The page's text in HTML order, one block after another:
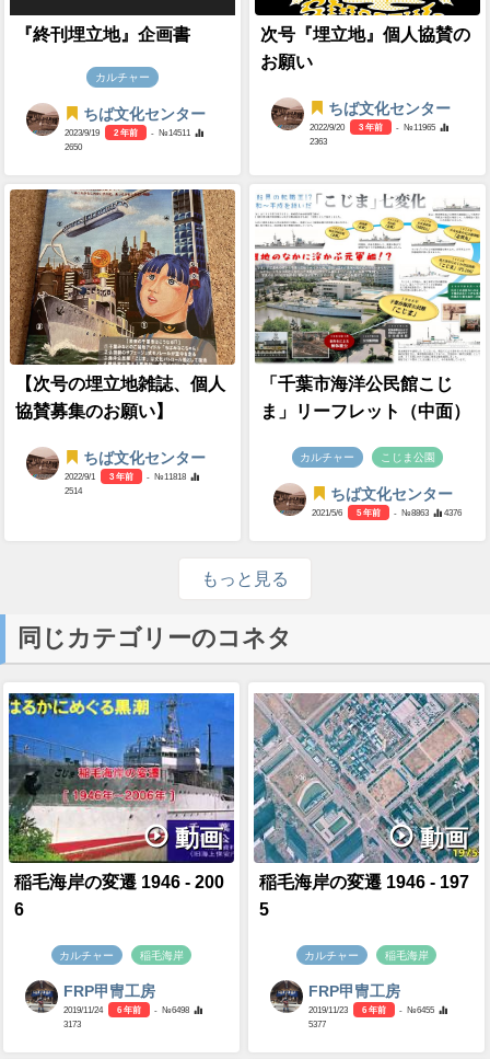
『終刊埋立地』企画書
カルチャー
ちば文化センター
2023/9/19 2 年前
- №14511
2650
次号『埋立地』個人協賛の
お願い
ちば文化センター
2022/9/20 3 年前
- №11965
2363
【次号の埋立地雑誌、個人
協賛募集のお願い】
ちば文化センター
2022/9/1 3 年前
- №11818
2514
「千葉市海洋公民館こじ
ま」リーフレット（中面）
カルチャー こじま公園
ちば文化センター
2021/5/6 5 年前 - №8863 4376
もっと見る
同じカテゴリーのコネタ
動画
稲毛海岸の変遷 1946 - 200
6
カルチャー 稲毛海岸
FRP甲冑工房
2019/11/24 6 年前
- №6498
3173
動画
稲毛海岸の変遷 1946 - 197
5
カルチャー 稲毛海岸
FRP甲冑工房
2019/11/23 6 年前
- №6455
5377